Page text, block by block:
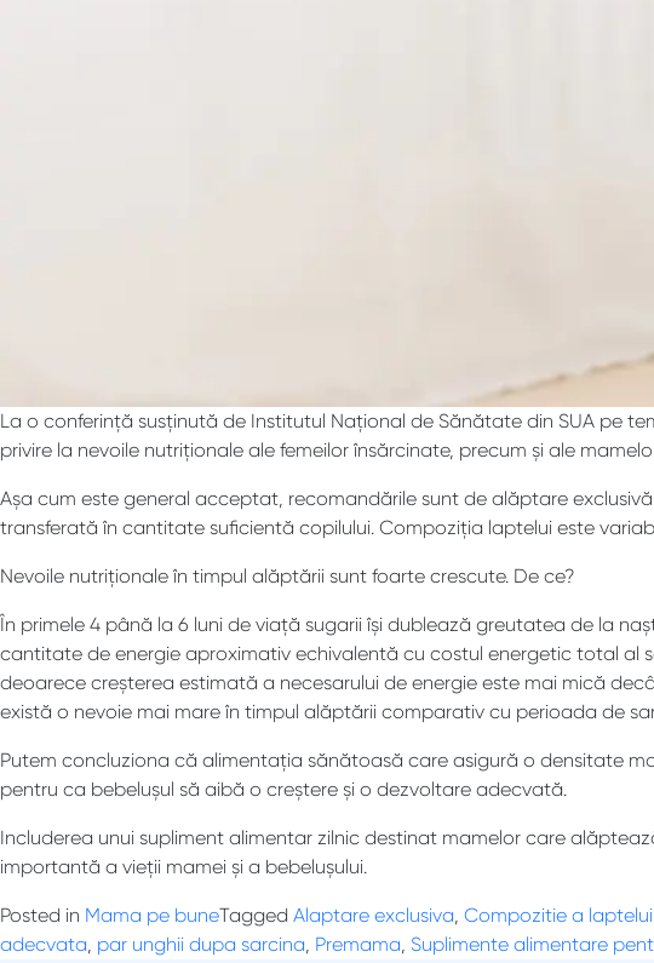
La o conferință susținută de Institutul Național de Sănătate din SUA pe
privire la nevoile nutriționale ale femeilor însărcinate, precum și ale
Așa cum este general acceptat, recomandările sunt de alăptare
transferată în cantitate suficientă copilului. Compoziția laptelui este
Nevoile nutriționale în timpul alăptării sunt foarte crescute. De ce?
În primele 4 până la 6 luni de viață sugarii își dublează greutatea de la
cantitate de energie aproximativ echivalentă cu costul energetic total al
deoarece creșterea estimată a necesarului de energie este mai mică
există o nevoie mai mare în timpul alăptării comparativ cu perioada de
Putem concluziona că alimentația sănătoasă care asigură o densitate
pentru ca bebelușul să aibă o creștere și o dezvoltare adecvată.
Includerea unui supliment alimentar zilnic destinat mamelor care
importantă a vieții mamei și a bebelușului.
Posted in Mama pe buneTagged Alaptare exclusiva, Compozitie a
adecvata, par unghii dupa sarcina, Premama, Suplimente alimentare